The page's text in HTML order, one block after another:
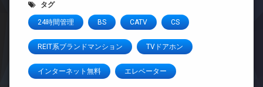
タグ
24時間管理 BS CATV CS
REIT系ブランドマンション TVドアホン
インターネット無料 エレベーター